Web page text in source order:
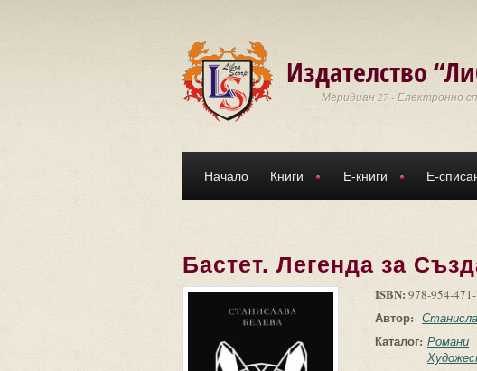
Издателство
Меридиан 27 - Електронно
Начало Книги Е-книги Е-
Бастет. Легенда за
ISBN: 978-954-
Автор:
Каталог: Романи